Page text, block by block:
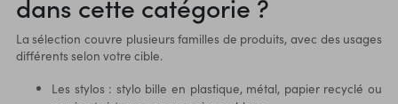
dans cette catégorie ?
La sélection couvre plusieurs familles de produits, avec des usages
différents selon votre cible.
Les stylos : stylo bille en plastique, métal, papier recyclé ou